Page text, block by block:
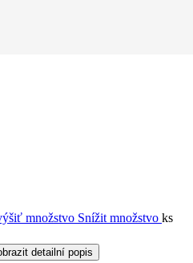
množstvo Snížit množstvo ks
detailní popis